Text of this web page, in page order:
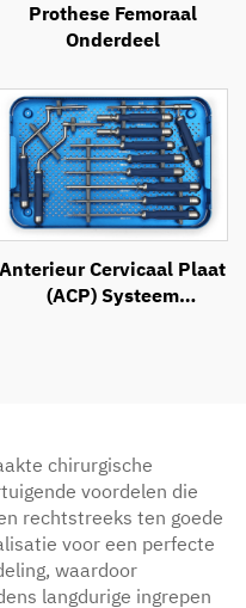
Prothese Femoraal
Onderdeel
Anterieur Cervicaal Plaat
(ACP) Systeem
chirurgische
voordelen die
rechtstreeks ten goede
voor een perfecte
waardoor
langdurige ingrepen